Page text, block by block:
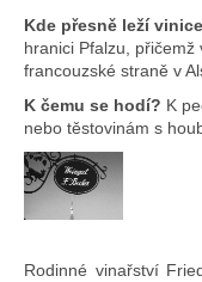
Kde přesně leží
hranici Pfalzu,
francouzské straně v
K čemu se hodí? K
nebo těstovinám s
Rodinné vinařství